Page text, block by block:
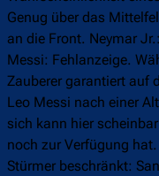
Genug über das
an die Front. Neymar
Messi: Fehlanzeige.
Zauberer garantiert auf
Leo Messi nach einer
sich kann hier
noch zur Verfügung
Stürmer beschränkt: